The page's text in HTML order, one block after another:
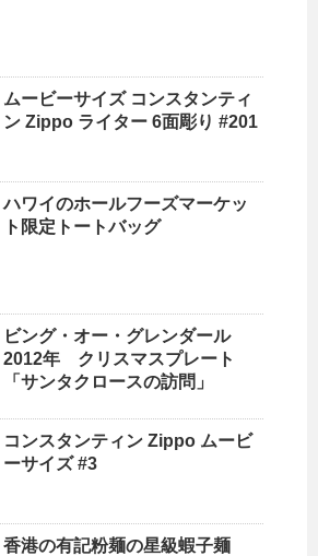
ムービーサイズ コンスタンティ
ン Zippo ライター 6面彫り #201
ハワイのホールフーズマーケッ
ト限定トートバッグ
ビング・オー・グレンダール
2012年 クリスマスプレート
「サンタクロースの訪問」
コンスタンティン Zippo ムービ
ーサイズ #3
香港の有記粉麺の星級蝦子麺